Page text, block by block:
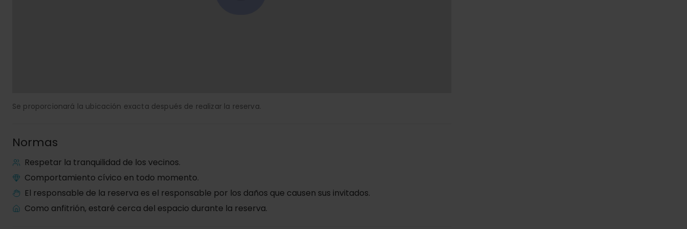
Se proporcionará la ubicación exacta después de realizar la reserva.
Normas
Respetar la tranquilidad de los vecinos.
Comportamiento cívico en todo momento.
El responsable de la reserva es el responsable por los daños que causen sus invitados.
Como anfitrión, estaré cerca del espacio durante la reserva.